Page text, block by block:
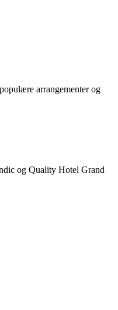
arrangementer og
og Quality Hotel Grand